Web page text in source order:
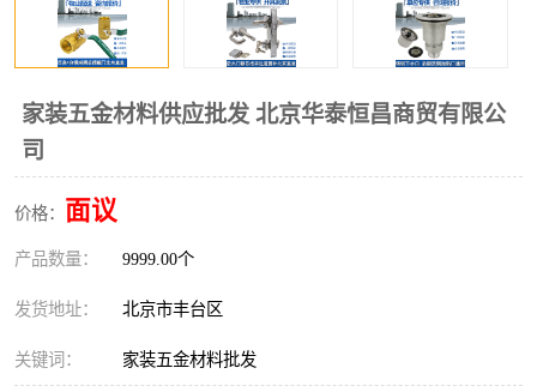
家装五金材料供应批发 北京华泰恒昌商贸有限公
司
价格： 面议
产品数量： 9999.00个
发货地址： 北京市丰台区
关键词： 家装五金材料批发